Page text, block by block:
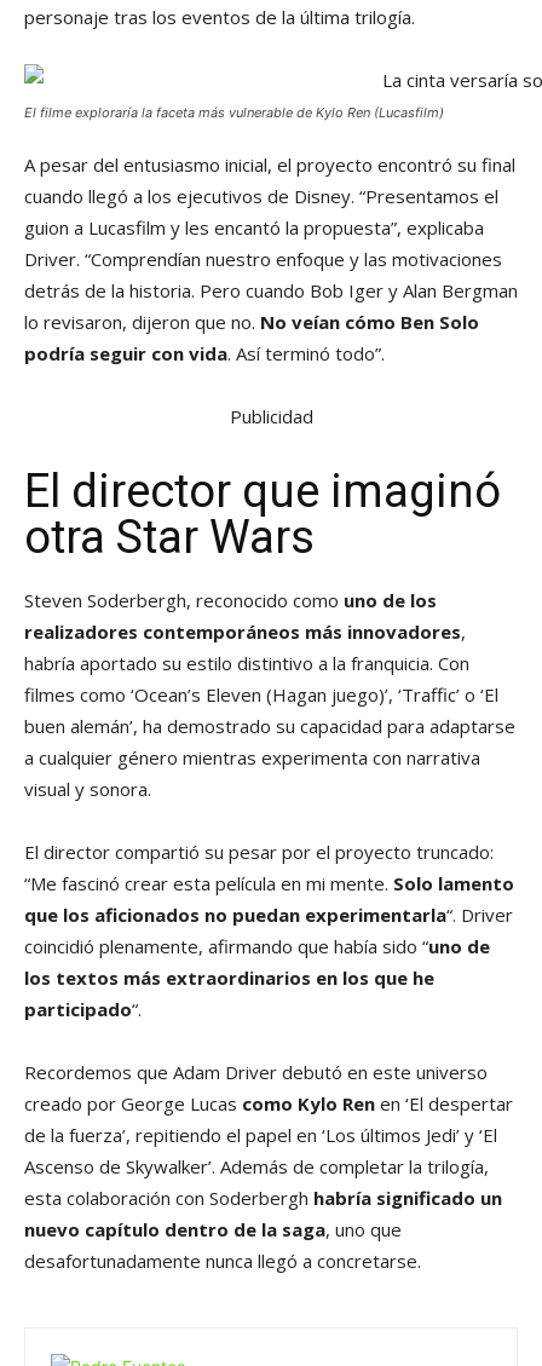
personaje tras los eventos de la última trilogía.
El filme exploraría la faceta más vulnerable de Kylo Ren (Lucasfilm)
A pesar del entusiasmo inicial, el proyecto encontró su final
cuando llegó a los ejecutivos de Disney. “Presentamos el
guion a Lucasfilm y les encantó la propuesta”, explicaba
Driver. “Comprendían nuestro enfoque y las motivaciones
detrás de la historia. Pero cuando Bob Iger y Alan Bergman
lo revisaron, dijeron que no. No veían cómo Ben Solo
podría seguir con vida. Así terminó todo”.
Publicidad
El director que imaginó
otra Star Wars
Steven Soderbergh, reconocido como uno de los
realizadores contemporáneos más innovadores,
habría aportado su estilo distintivo a la franquicia. Con
filmes como ‘Ocean’s Eleven (Hagan juego)’, ‘Traffic’ o ‘El
buen alemán’, ha demostrado su capacidad para adaptarse
a cualquier género mientras experimenta con narrativa
visual y sonora.
El director compartió su pesar por el proyecto truncado:
“Me fascinó crear esta película en mi mente. Solo lamento
que los aficionados no puedan experimentarla“. Driver
coincidió plenamente, afirmando que había sido “uno de
los textos más extraordinarios en los que he
participado“.
Recordemos que Adam Driver debutó en este universo
creado por George Lucas como Kylo Ren en ‘El despertar
de la fuerza’, repitiendo el papel en ‘Los últimos Jedi’ y ‘El
Ascenso de Skywalker’. Además de completar la trilogía,
esta colaboración con Soderbergh habría significado un
nuevo capítulo dentro de la saga, uno que
desafortunadamente nunca llegó a concretarse.